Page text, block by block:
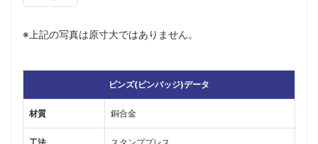
※上記の写真は原寸大ではありません。
ピンズ(ピンバッジ)データ
材質 銅合金